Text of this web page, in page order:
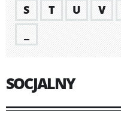
S
T U V
SOCJALNY